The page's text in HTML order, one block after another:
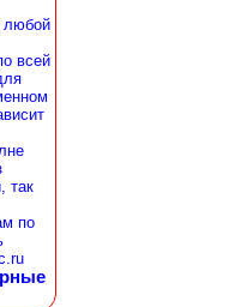
любой
всей
так
по